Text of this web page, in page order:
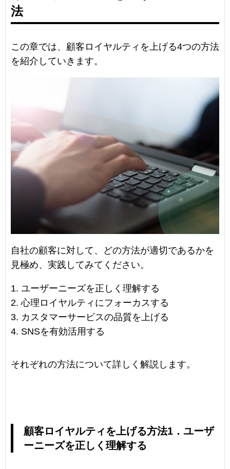
法
この章では、顧客ロイヤルティを上げる4つの方法
を紹介していきます。
自社の顧客に対して、どの方法が適切であるかを
見極め、実践してみてください。
ユーザーニーズを正しく理解する
心理ロイヤルティにフォーカスする
カスタマーサービスの品質を上げる
SNSを有効活用する
それぞれの方法について詳しく解説します。
顧客ロイヤルティを上げる方法1．ユーザ
ーニーズを正しく理解する